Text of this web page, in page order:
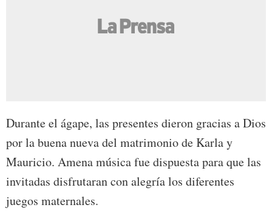
Durante el ágape, las presentes dieron gracias a Dios
por la buena nueva del matrimonio de Karla y
Mauricio. Amena música fue dispuesta para que las
invitadas disfrutaran con alegría los diferentes
juegos maternales.